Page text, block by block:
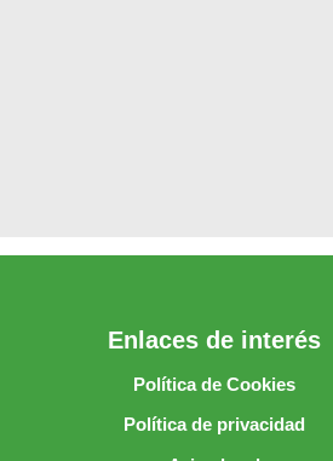
Enlaces de interés
Política de Cookies
Política de privacidad